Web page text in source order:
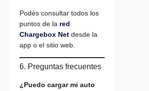
Podés consultar todos los
puntos de la red
Chargebox Net desde la
app o el sitio web.
6. Preguntas frecuentes
¿Puedo cargar mi auto